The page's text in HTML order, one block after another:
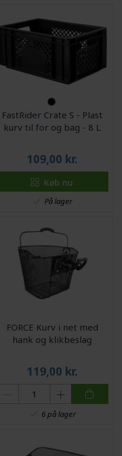
FastRider Crate S - Plast
kurv til for og bag - 8 L
109,00 kr.
Køb nu
På lager
FORCE Kurv i net med
hank og klikbeslag
119,00 kr.
6 på lager